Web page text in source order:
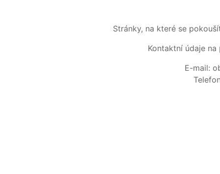
Stránky, na které se
Kontaktní údaje
E-mail: